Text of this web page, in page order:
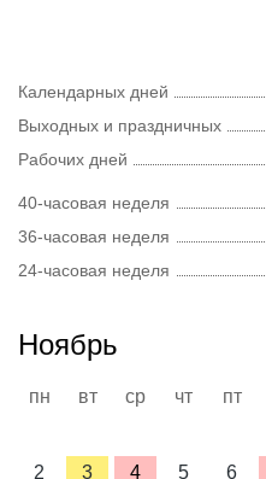
Календарных дней
Выходных и праздничных
Рабочих дней
40-часовая неделя
36-часовая неделя
24-часовая неделя
Ноябрь
пн вт ср чт пт
2
3 4 5 6